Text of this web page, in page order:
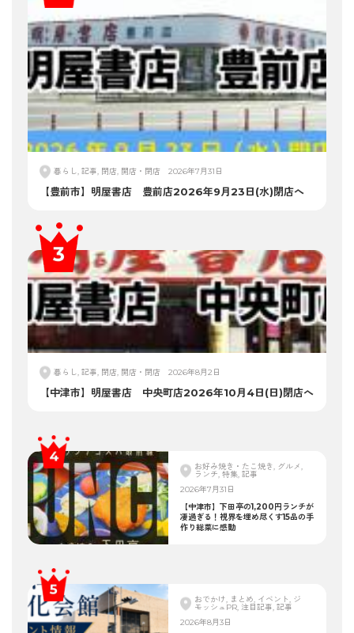
暮らし, 記事, 閉店, 開店・閉店 2026年7月31日
【豊前市】明屋書店 豊前店2026年9月23日(水)閉店へ
暮らし, 記事, 閉店, 開店・閉店 2026年8月2日
【中津市】明屋書店 中央町店2026年10月4日(日)閉店へ
お好み焼き・たこ焼き, グルメ,
ランチ, 特集, 記事
2026年7月31日
【中津市】下田亭の1,200円ランチが
凄過ぎる！視界を埋め尽くす15品の手
作り総菜に感動
おでかけ, まとめ, イベント, ジ
モッシュPR, 注目記事, 記事
2026年8月3日